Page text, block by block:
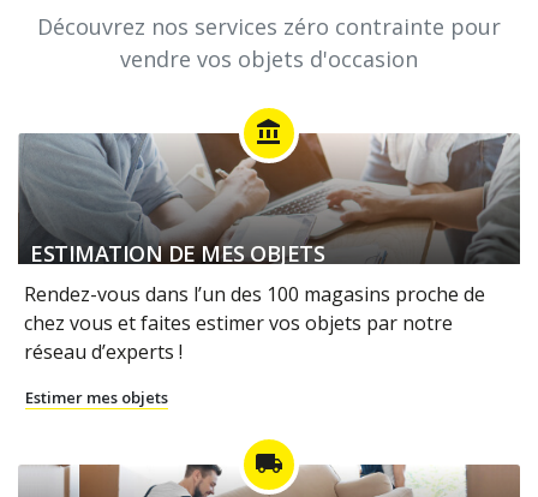
Découvrez nos services zéro contrainte pour
vendre vos objets d'occasion
account_balance
ESTIMATION DE MES OBJETS
Rendez-vous dans l’un des 100 magasins proche de
chez vous et faites estimer vos objets par notre
réseau d’experts !
Estimer mes objets
local_shipping